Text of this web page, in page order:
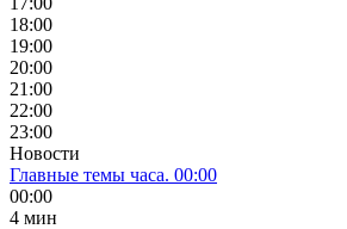
18:00
19:00
20:00
21:00
22:00
23:00
Новости
Главные темы часа. 00:00
00:00
4 мин